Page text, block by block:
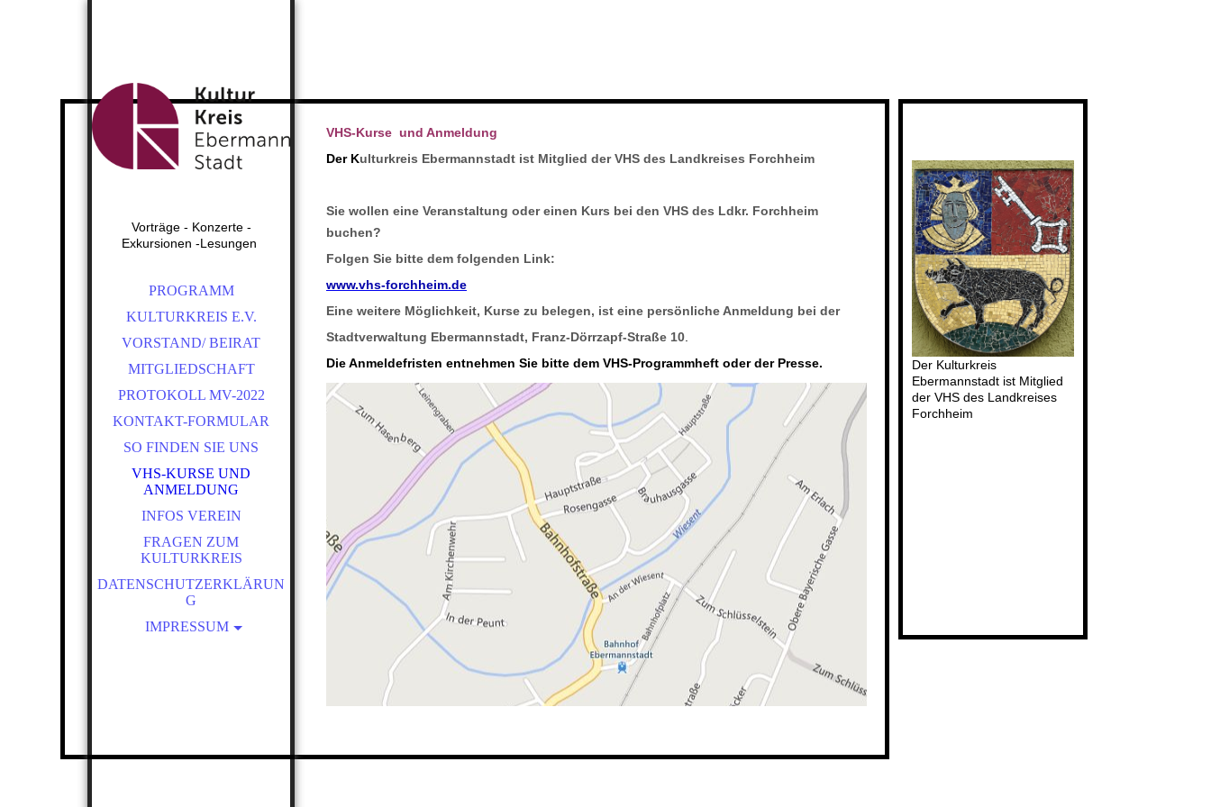
Vorträge - Konzerte -
Exkursionen -Lesungen
PROGRAMM
KULTURKREIS E.V.
VORSTAND/ BEIRAT
MITGLIEDSCHAFT
PROTOKOLL MV-2022
KONTAKT-FORMULAR
SO FINDEN SIE UNS
VHS-KURSE UND
ANMELDUNG
INFOS VEREIN
FRAGEN ZUM
KULTURKREIS
DATENSCHUTZERKLÄRUN
G
IMPRESSUM
KK-SS-2016
VHS-Kurse und Anmeldung
Der Kulturkreis Ebermannstadt ist Mitglied der VHS des Landkreises Forchheim
Sie wollen eine Veranstaltung oder einen Kurs bei den VHS des Ldkr. Forchheim
buchen?
Folgen Sie bitte dem folgenden Link:
www.vhs-forchheim.de
Eine weitere Möglichkeit, Kurse zu belegen, ist eine persönliche Anmeldung bei der
Stadtverwaltung Ebermannstadt, Franz-Dörrzapf-Straße 10
Die Anmeldefristen entnehmen Sie bitte dem VHS-Programmheft oder der Presse.
Der Kulturkreis
Ebermannstadt ist Mitglied
der VHS des Landkreises
Forchheim